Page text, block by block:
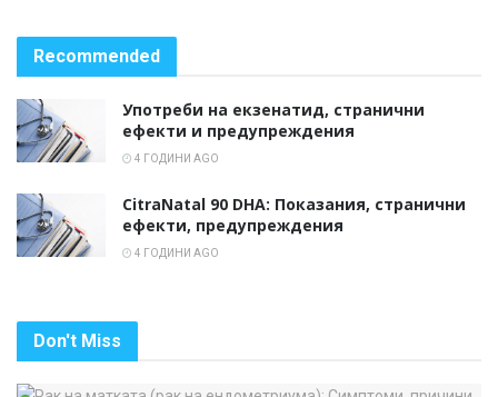
Recommended
Употреби на екзенатид, странични
ефекти и предупреждения
4 ГОДИНИ AGO
CitraNatal 90 DHA: Показания, странични
ефекти, предупреждения
4 ГОДИНИ AGO
Don't Miss